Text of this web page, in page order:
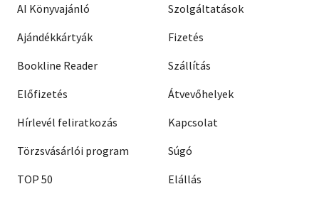
AI Könyvajánló
Ajándékkártyák
Bookline Reader
Előfizetés
Hírlevél feliratkozás
Törzsvásárlói program
TOP 50
Szolgáltatások
Fizetés
Szállítás
Átvevőhelyek
Kapcsolat
Súgó
Elállás